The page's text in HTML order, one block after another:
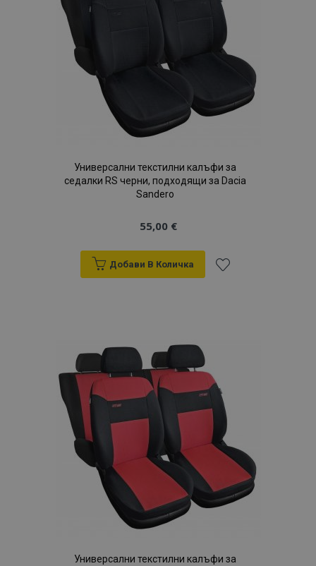
желани
продукти
Универсални текстилни калъфи за
седалки RS черни, подходящи за Dacia
Sandero
55,00 €
Добави В Количка
желани
продукти
Универсални текстилни калъфи за